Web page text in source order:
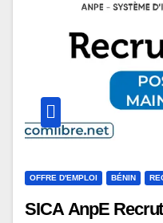
OFFRE D'EMPLOI BÉNIN
SICA AnpE